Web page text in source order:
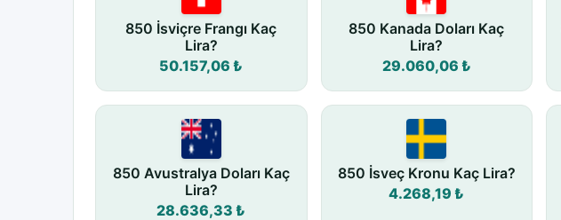
850 İsviçre Frangı Kaç
Lira?
50.157,06 ₺
850 Kanada Doları Kaç
Lira?
29.060,06 ₺
850 Avustralya Doları Kaç
Lira?
28.636,33 ₺
850 İsveç Kronu Kaç Lira?
4.268,19 ₺